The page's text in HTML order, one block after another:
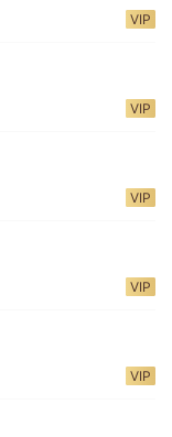
VIP
VIP
VIP
VIP
VIP